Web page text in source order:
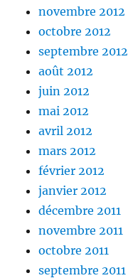
novembre 2012
octobre 2012
septembre 2012
août 2012
juin 2012
mai 2012
avril 2012
mars 2012
février 2012
janvier 2012
décembre 2011
novembre 2011
octobre 2011
septembre 2011